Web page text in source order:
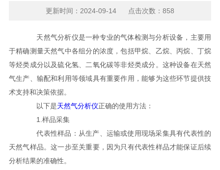
更新时间：2024-09-14 点击次数：858
天然气分析仪是一种专业的气体检测与分析设备，主要用
于精确测量天然气中各组分的浓度，包括甲烷、乙烷、丙烷、丁烷
等烃类成分以及硫化氢、二氧化碳等非烃类成分。这种设备在天然
气生产、输配和利用等领域具有重要作用，能够为这些环节提供技
术支持和决策依据。
以下是天然气分析仪正确的使用方法：
1.样品采集
代表性样品：从生产、运输或使用现场采集具有代表性的
天然气样品。这一步至关重要，因为只有代表性样品才能保证后续
分析结果的准确性。